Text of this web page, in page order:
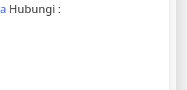
Hubungi :